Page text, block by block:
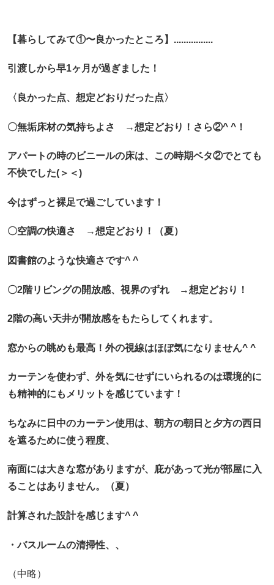
【暮らしてみて①〜良かったところ】................
引渡しから早1ヶ月が過ぎました！
〈良かった点、想定どおりだった点〉
〇無垢床材の気持ちよさ →想定どおり！さら②^ ^！
アパートの時のビニールの床は、この時期ベタ②でとても
不快でした(＞＜)
今はずっと裸足で過ごしています！
〇空調の快適さ →想定どおり！（夏）
図書館のような快適さです^ ^
〇2階リビングの開放感、視界のずれ →想定どおり！
2階の高い天井が開放感をもたらしてくれます。
窓からの眺めも最高！ 外の視線はほぼ気になりません^ ^
カーテンを使わず、外を気にせずにいられるのは環境的に
も精神的にもメリットを感じています！
ちなみに日中のカーテン使用は、朝方の朝日と夕方の西日
を遮るために使う程度、
南面には大きな窓がありますが、庇があって光が部屋に入
ることはありません。（夏）
計算された設計を感じます^ ^
・バスルームの清掃性、、
（中略）